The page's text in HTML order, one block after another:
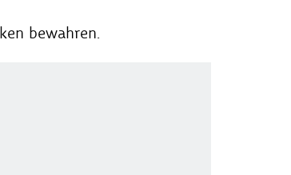
bewahren.